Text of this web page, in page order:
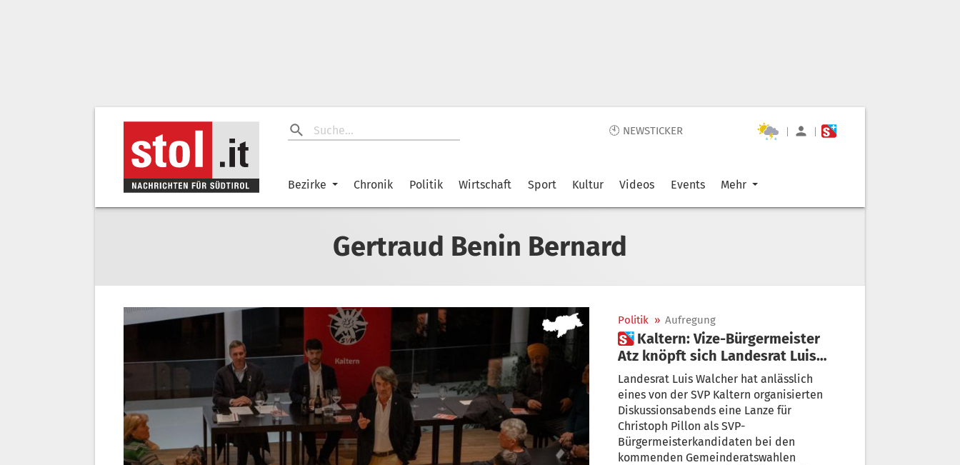
🕙 NEWSTICKER | |
Bezirke Chronik Politik Wirtschaft Sport Kultur Videos Events Mehr
Gertraud Benin Bernard
Politik » Aufregung
 Kaltern: Vize-Bürgermeister
Atz knöpft sich Landesrat Luis
Walcher vor
Landesrat Luis Walcher hat anlässlich
eines von der SVP Kaltern organisierten
Diskussionsabends eine Lanze für
Christoph Pillon als SVP-
Bürgermeisterkandidaten bei den
kommenden Gemeinderatswahlen